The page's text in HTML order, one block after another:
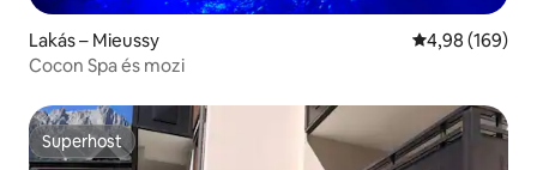
Lakás – Mieussy Átlagos
4,98 (169)
Cocon Spa és mozi
Superhost
Superhost